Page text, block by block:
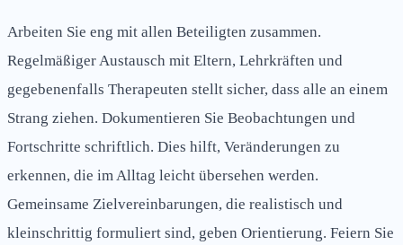
Arbeiten Sie eng mit allen Beteiligten zusammen.
Regelmäßiger Austausch mit Eltern, Lehrkräften und
gegebenenfalls Therapeuten stellt sicher, dass alle an einem
Strang ziehen. Dokumentieren Sie Beobachtungen und
Fortschritte schriftlich. Dies hilft, Veränderungen zu
erkennen, die im Alltag leicht übersehen werden.
Gemeinsame Zielvereinbarungen, die realistisch und
kleinschrittig formuliert sind, geben Orientierung. Feiern Sie